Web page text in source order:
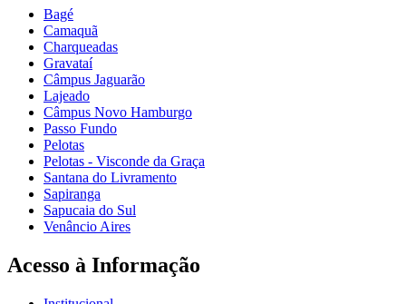
Bagé
Camaquã
Charqueadas
Gravataí
Câmpus Jaguarão
Lajeado
Câmpus Novo Hamburgo
Passo Fundo
Pelotas
Pelotas - Visconde da Graça
Santana do Livramento
Sapiranga
Sapucaia do Sul
Venâncio Aires
Acesso à Informação